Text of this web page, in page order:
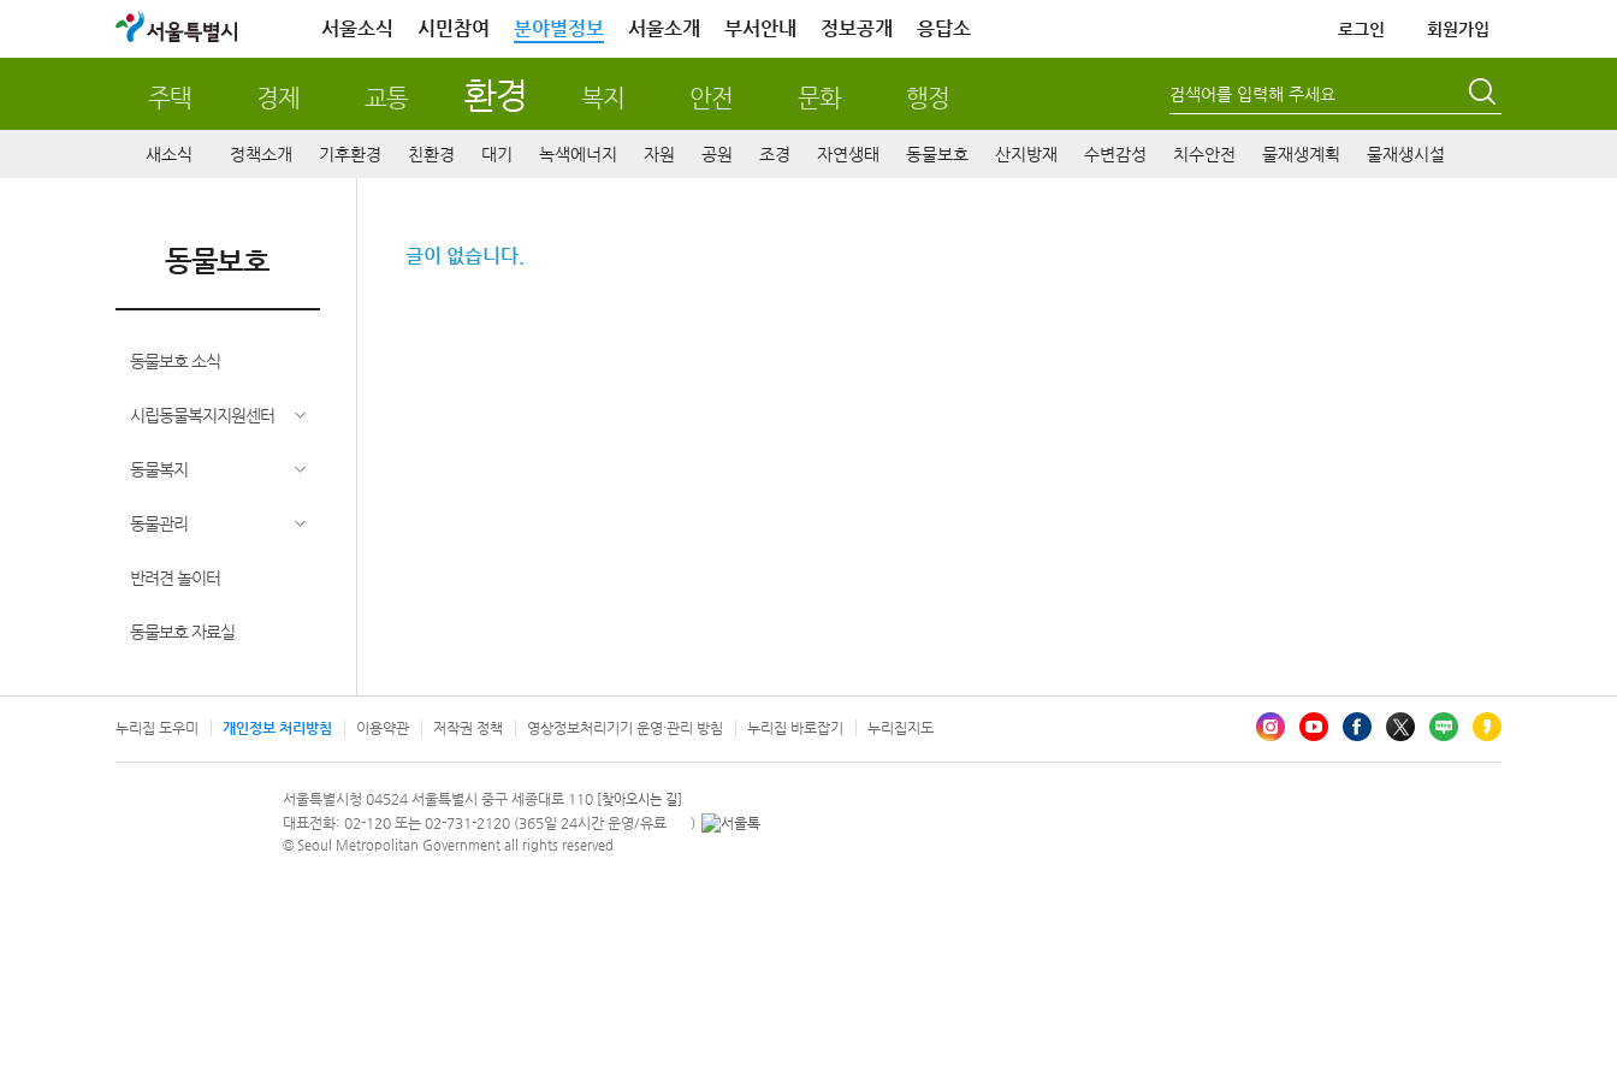
서울특별시 서울소식 시민참여 분야별정보 서울소개 부서안내 정보공개 응답소 로그인 회원가입
주택 경제 교통 환경 복지 안전 문화 행정 검색어를 입력해 주세요
새소식 정책소개 기후환경 친환경 대기 녹색에너지 자원 공원 조경 자연생태 동물보호 산지방재 수변감성 치수안전 물재생계획 물재생시설
동물보호
동물보호 소식
시립동물복지지원센터
동물복지
동물관리
반려견 놀이터
동물보호 자료실
글이 없습니다.
누리집 도우미 개인정보 처리방침 이용약관 저작권 정책 영상정보처리기기 운영·관리 방침 누리집 바로잡기 누리집지도
문의 전화번호 120, 120 다산콜재단
서울특별시청 04524 서울특별시 중구 세종대로 110 [찾아오시는 길]
대표전화: 02-120 또는 02-731-2120 (365일 24시간 운영/유료 안내팝업 열기
)
© Seoul Metropolitan Government all rights reserved